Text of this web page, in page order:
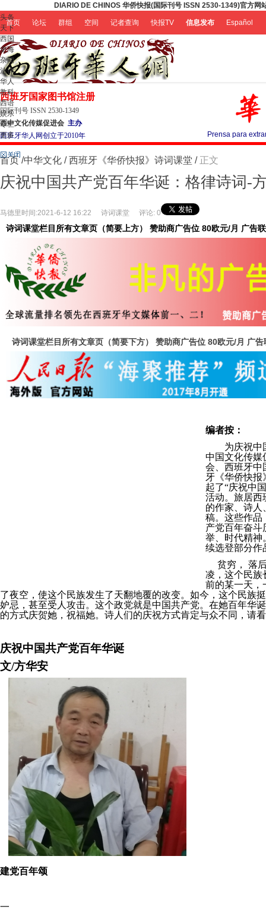
DIARIO DE CHINOS 华侨快报(国际刊号 ISSN 2530-1349)官方
首页 论坛 群组 空间 记者查询 快报TV 信息发布 Español
西班牙国家图书馆注册
国际刊号 ISSN 2530-1349
西中文化传媒促进会 主办
西班牙华人网创立于2010年
Prensa para
首页/中华文化 /西班牙《华侨快报》诗词课堂 / 正文
庆祝中国共产党百年华诞：格律诗词-
马德里时间:2021-6-12 16:22 诗词课堂 评论: 0
诗词课堂栏目所有文章页（简要上方） 赞助商广告位 80欧元/月 广告
诗词课堂栏目所有文章页（简要下方） 赞助商广告位 80欧元/月 广
编者按：
为庆祝中
中国文化传媒
会、西班牙中
牙《华侨快报
起了“庆祝中
活动。旅居西
的作家、诗人
稿。这些作品
产党百年奋斗
举、时代精神
续选登部分作
贫穷，
落
凌，这个民族
前的某一天，
了夜空，使这个民族发生了天翻地覆的改变。如今，这个民族
妒忌，甚至受人攻击。这个政党就是中国共产党。在她百年华
的方式庆贺她，祝福她。诗人们的庆祝方式肯定与众不同，请
庆祝中国共产党百年华诞
文/方华安
建党百年颂
一
头条
天下
西国
史海
杂闻
法律
华人
教科
西语
娱乐
专栏
更多